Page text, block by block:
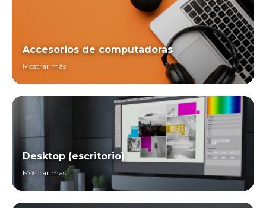
Accesorios de computadoras
Mostrar más
Desktop (escritorio)
Mostrar más